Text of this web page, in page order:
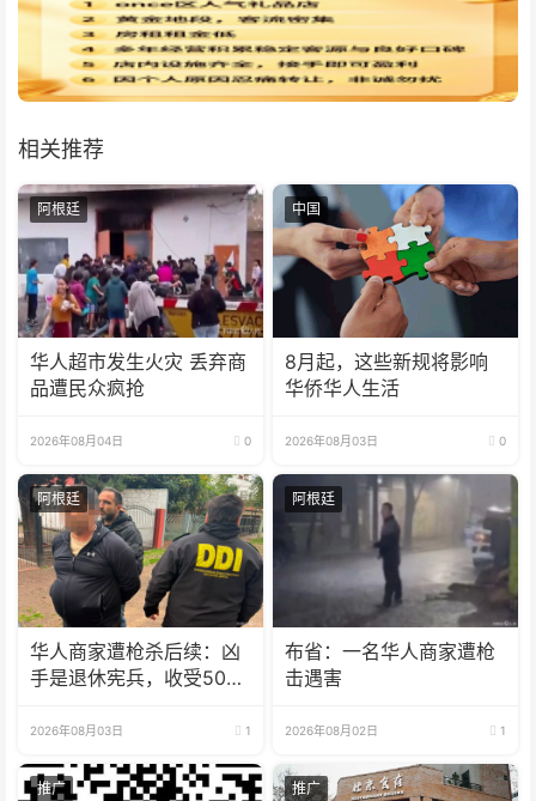
相关推荐
阿根廷
华人超市发生火灾 丢弃商
品遭民众疯抢
2026年08月04日 0
中国
8月起，这些新规将影响
华侨华人生活
2026年08月03日 0
阿根廷
华人商家遭枪杀后续：凶
手是退休宪兵，收受5000
2026年08月03日 1
阿根廷
布省：一名华人商家遭枪
击遇害
2026年08月02日 1
推广 推广